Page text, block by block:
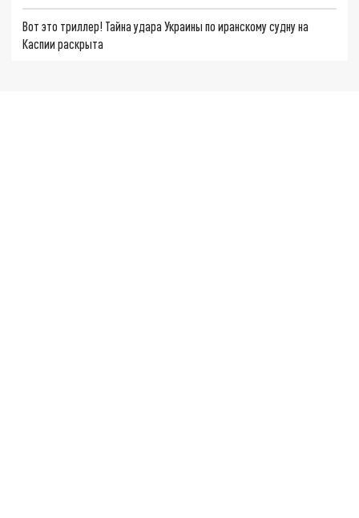
Вот это триллер! Тайна удара Украины по иранскому судну на
Каспии раскрыта